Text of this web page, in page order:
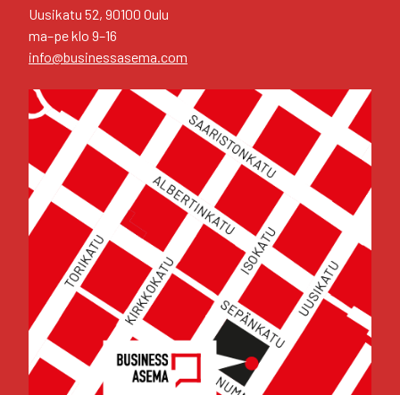
Uusi­ka­tu 52, 90100 Oulu
ma–pe klo 9–16
info@businessasema.com